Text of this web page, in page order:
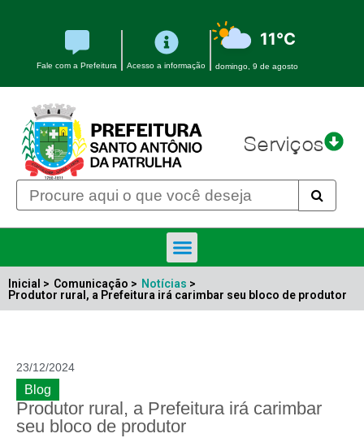
Fale com a Prefeitura Acesso a informação
11°C
domingo, 9 de agosto
Serviços
Inicial > Comunicação > Notícias >
Produtor rural, a Prefeitura irá carimbar seu bloco de produtor
23/12/2024
Blog
Produtor rural, a Prefeitura irá carimbar
seu bloco de produtor